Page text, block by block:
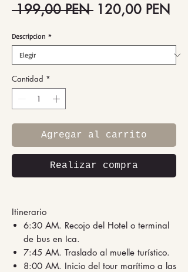
199,00 PEN Precio
120,00 PEN
Descripcion *
Cantidad *
Agregar al carrito
Realizar compra
Itinerario
6:30 AM. Recojo del Hotel o terminal
de bus en Ica.
7:45 AM. Traslado al muelle turístico.
8:00 AM. Inicio del tour marítimo a las